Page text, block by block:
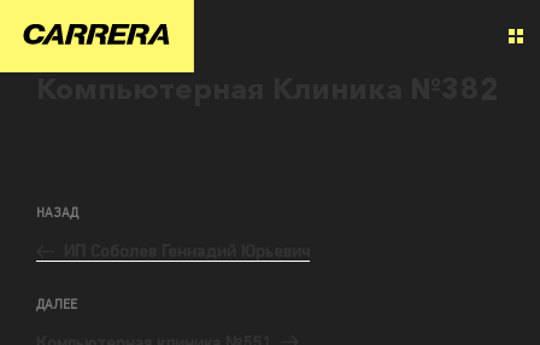
НАЗАД
ДАЛЕЕ